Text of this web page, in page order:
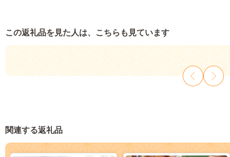
この返礼品を見た人は、こちらも見ています
関連する返礼品